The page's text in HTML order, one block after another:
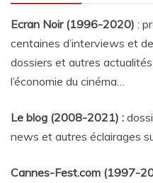
Ecran Noir (1996-2020) :
centaines d’interviews et
dossiers et autres
l’économie du cinéma…
Le blog (2008-2021) :
news et autres éclairages
Cannes-Fest.com (1997-